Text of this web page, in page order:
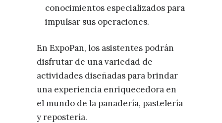
conocimientos especializados para
impulsar sus operaciones.
En ExpoPan, los asistentes podrán
disfrutar de una variedad de
actividades diseñadas para brindar
una experiencia enriquecedora en
el mundo de la panadería, pastelería
y repostería.